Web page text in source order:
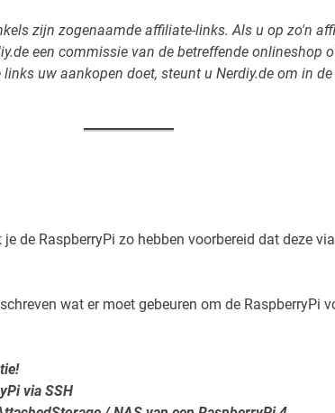
zijn zogenaamde affiliate-links. Als u op zo'n
een commissie van de betreffende onlineshop
uw aankopen doet, steunt u Nerdiy.de om in
de RaspberryPi zo hebben voorbereid dat deze
wat er moet gebeuren om de RaspberryPi
via SSH